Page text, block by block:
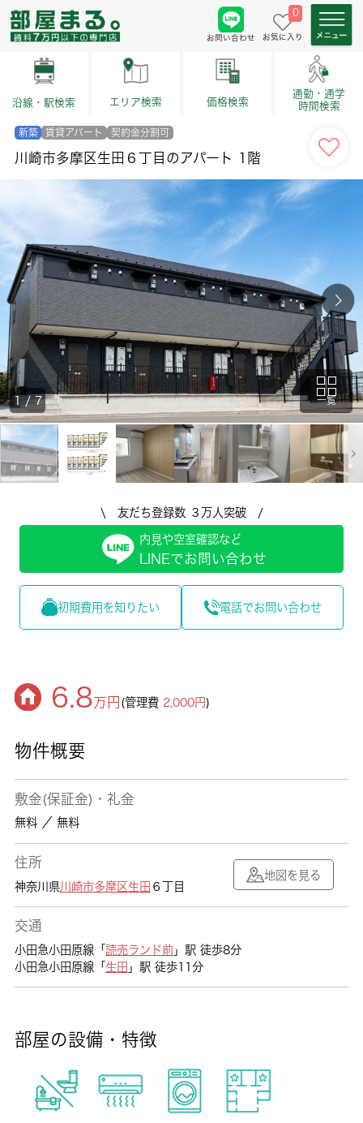
お問い合わせ
0
お気に入り
沿線・駅検索 エリア検索 価格検索
通勤・通学
時間検索
新築 賃貸アパート 契約金分割可
川崎市多摩区生田６丁目のアパート 1階
一覧
1/7
\ 友だち登録数 ３万人突破 /
内見や空室確認など
LINEでお問い合わせ
初期費用を知りたい 電話でお問い合わせ
6.8万円 (管理費 2,000円)
物件概要
敷金(保証金)・礼金
無料 ／ 無料
住所
神奈川県川崎市多摩区生田 ６丁目
地図を見る
交通
小田急小田原線「 読売ランド前」駅 徒歩8分
小田急小田原線「 生田 」駅 徒歩11分
部屋の設備・特徴